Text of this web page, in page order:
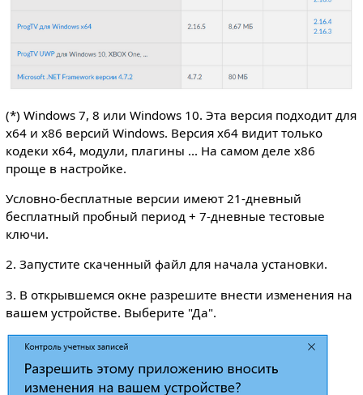
(*) Windows 7, 8 или Windows 10. Эта версия подходит для
x64 и x86 версий Windows. Версия x64 видит только
кодеки x64, модули, плагины ... На самом деле x86
проще в настройке.
Условно-бесплатные версии имеют 21-дневный
бесплатный пробный период + 7-дневные тестовые
ключи.
2. Запустите скаченный файл для начала установки.
3. В открывшемся окне разрешите внести изменения на
вашем устройстве. Выберите "Да".